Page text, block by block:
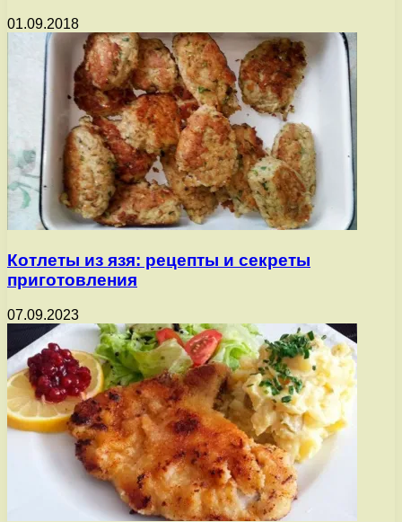
01.09.2018
Котлеты из язя: рецепты и секреты
приготовления
07.09.2023